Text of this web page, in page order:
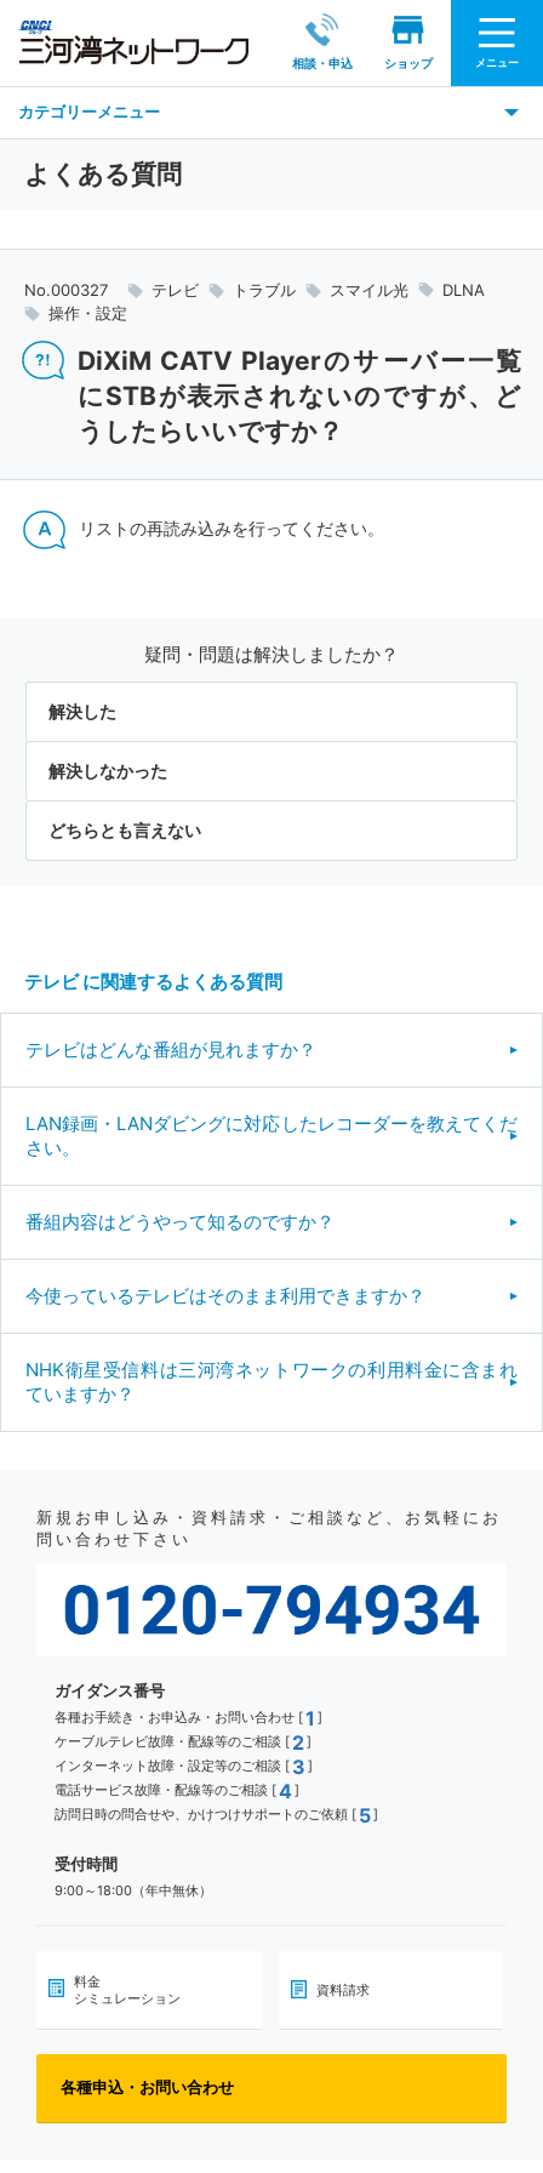
相談・申込 ショップ メニュー
カテゴリーメニュー
よくある質問
No.000327 テレビ トラブル スマイル光
DLNA
操作・設定
DiXiM CATV Playerのサーバー一覧
にSTBが表示されないのですが、ど
うしたらいいですか？
リストの再読み込みを行ってください。
疑問・問題は解決しましたか？
解決した
解決しなかった
どちらとも言えない
テレビ に関連するよくある質問
テレビはどんな番組が見れますか？
LAN録画・LANダビングに対応したレコーダーを教えてくだ
さい。
番組内容はどうやって知るのですか？
今使っているテレビはそのまま利用できますか？
NHK衛星受信料は三河湾ネットワークの利用料金に含まれ
ていますか？
新規お申し込み・資料請求・ご相談など、お気軽にお
問い合わせ下さい
ガイダンス番号
各種お手続き・お申込み・お問い合わせ [1 ]
ケーブルテレビ故障・配線等のご相談 [ 2]
インターネット故障・設定等のご相談 [ 3 ]
電話サービス故障・配線等のご相談 [4]
訪問日時の問合せや、かけつけサポートのご依頼 [ 5]
受付時間
9:00～18:00（年中無休）
料金
シミュレーション
資料請求
各種申込・お問い合わせ